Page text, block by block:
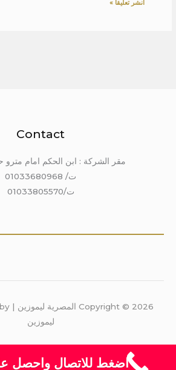
Contact
مقر الشركة : ابن الحكم امام مترو
ت/ 01033680968
ت/01033805570
ليموزين
اضغط للاتصال واحصل